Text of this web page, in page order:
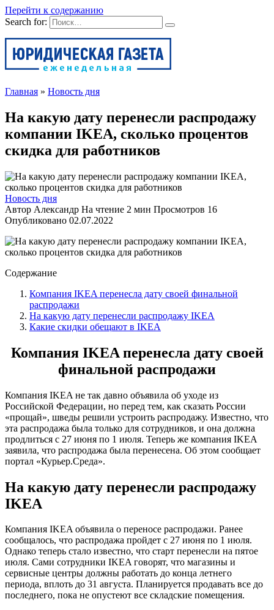
Перейти к содержанию
Search for:
Главная » Новость дня
На какую дату перенесли распродажу
компании IKEA, сколько процентов
скидка для работников
Новость дня
Автор Александр На чтение 2 мин Просмотров 16
Опубликовано 02.07.2022
Содержание
Компания IKEA перенесла дату своей финальной
распродажи
На какую дату перенесли распродажу IKEA
Какие скидки обещают в IKEA
Компания IKEA перенесла дату своей
финальной распродажи
Компания IKEA не так давно объявила об уходе из
Российской Федерации, но перед тем, как сказать России
«прощай», шведы решили устроить распродажу. Известно, что
эта распродажа была только для сотрудников, и она должна
продлиться с 27 июня по 1 июля. Теперь же компания IKEA
заявила, что распродажа была перенесена. Об этом сообщает
портал «Курьер.Среда».
На какую дату перенесли распродажу
IKEA
Компания IKEA объявила о переносе распродажи. Ранее
сообщалось, что распродажа пройдет с 27 июня по 1 июля.
Однако теперь стало известно, что старт перенесли на пятое
июля. Сами сотрудники IKEA говорят, что магазины и
сервисные центры должны работать до конца летнего
периода, вплоть до 31 августа. Планируется продавать все до
последнего, пока не опустеют все складские помещения.